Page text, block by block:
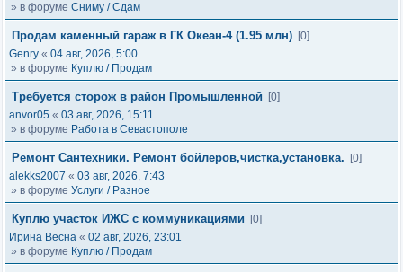
» в форуме Сниму / Сдам
Продам каменный гараж в ГК Океан-4 (1.95 млн) [0]
Genry « 04 авг, 2026, 5:00
» в форуме Куплю / Продам
Требуется сторож в район Промышленной
[0]
anvor05 « 03 авг, 2026, 15:11
» в форуме Работа в Севастополе
Ремонт Сантехники. Ремонт бойлеров,чистка,установка.
[0]
alekks2007 « 03 авг, 2026, 7:43
» в форуме Услуги / Разное
Куплю участок ИЖС с коммуникациями
[0]
Ирина Весна « 02 авг, 2026, 23:01
» в форуме Куплю / Продам